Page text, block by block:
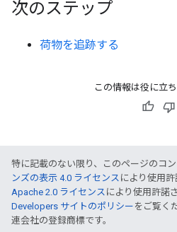
次のステップ
荷物を追跡する
この情報は役に立
特に記載のない限り、このページのコ
ンズの表示 4.0 ライセンス により使用
Apache 2.0 ライセンス により使用許諾
Developers サイトのポリシー をご覧く
連会社の登録商標です。